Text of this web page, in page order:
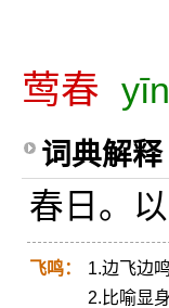
莺春
词典解释
春日。
飞鸣：
1.边飞边鸣
2.比喻显